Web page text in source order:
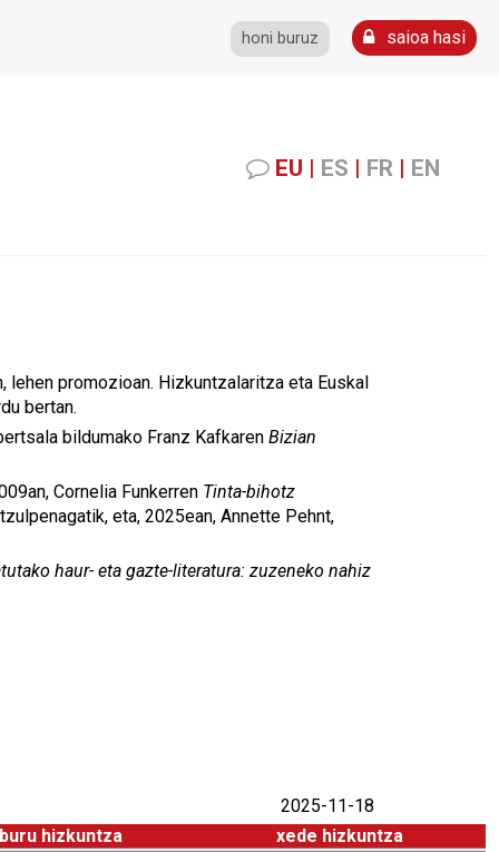
honi buruz saioa hasi
EU | ES | FR | EN
promozioan. Hizkuntzalaritza eta Euskal
bertan.
bildumako Franz Kafkaren Bizian
Cornelia Funkerren Tinta-bihotz
eta, 2025ean, Annette Pehnt,
haur- eta gazte-literatura: zuzeneko nahiz
2025-11-18
hizkuntza xede hizkuntza